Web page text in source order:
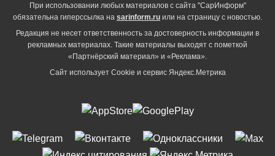
При использовании любых материалов с сайта "СарИнформ"
обязательна гиперссылка на sarinform.ru или на страницу с новостью.
Редакция не несет ответственность за достоверность информации в
рекламных материалах. Такие материалы выходят с пометкой
«Партнёрский материал» и «Реклама».
Сайт использует Cookie и сервиc Яндекс.Метрика